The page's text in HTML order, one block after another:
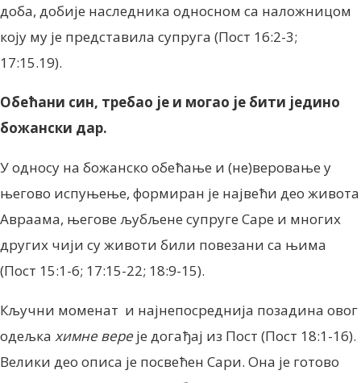
доба, добије наследника односном са наложницом
коју му је представила супруга (Пост 16:2-3;
17:15.19).
Обећани син, требао је и могао је бити једино
божански дар.
У односу на божанско обећање и (не)веровање у
његово испуњење, формиран је највећи део живота
Авраама, његове љубљене супруге Саре и многих
других чији су животи били повезани са њима
(Пост 15:1-6; 17:15-22; 18:9-15).
Кључни моменат и најнепосреднија позадина овог
одељка химне вере је догађај из Пост (Пост 18:1-16).
Велики део описа је посвећен Сари. Она је готово